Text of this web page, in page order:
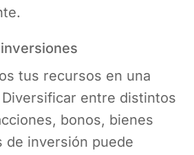
tus recursos en una
entre distintos
bonos, bienes
de inversión puede